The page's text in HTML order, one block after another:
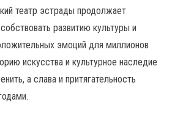
театр эстрады продолжает
развитию культуры и
эмоций для миллионов
искусства и культурное наследие
а слава и притягательность